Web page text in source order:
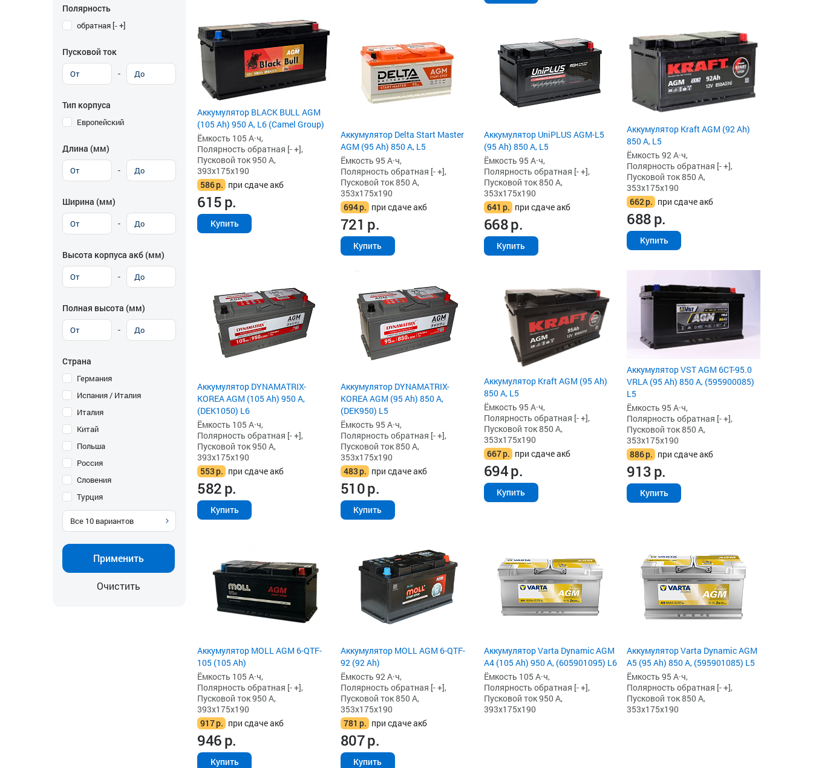
Полярность
обратная [- +]
Пусковой ток
-
Тип корпуса
Европейский
Длина (мм)
-
Ширина (мм)
-
Высота корпуса акб (мм)
-
Полная высота (мм)
-
Страна
Германия
Испания / Италия
Италия
Китай
Польша
Россия
Словения
Турция
Все 10 вариантов
Применить
Очистить
Аккумулятор BLACK BULL AGM
(105 Ah) 950 А, L6 (Camel Group)
Ёмкость 105 А·ч,
Полярность обратная [- +],
Пусковой ток 950 А,
393x175x190
586р. при сдаче акб
615р.
Купить
Аккумулятор Delta Start Master
AGM (95 Ah) 850 А, L5
Ёмкость 95 А·ч,
Полярность обратная [- +],
Пусковой ток 850 А,
353x175x190
694р. при сдаче акб
721 р.
Купить
Аккумулятор UniPLUS AGM-L5
(95 Ah) 850 А, L5
Ёмкость 95 А·ч,
Полярность обратная [- +],
Пусковой ток 850 А,
353x175x190
641 р. при сдаче акб
668р.
Купить
Аккумулятор Kraft AGM (92 Ah)
850 А, L5
Ёмкость 92 А·ч,
Полярность обратная [- +],
Пусковой ток 850 А,
353x175x190
662р. при сдаче акб
688р.
Купить
Аккумулятор DYNAMATRIX-
KOREA AGM (105 Ah) 950 А,
(DEK1050) L6
Ёмкость 105 А·ч,
Полярность обратная [- +],
Пусковой ток 950 А,
393x175x190
553р. при сдаче акб
582р.
Купить
Аккумулятор DYNAMATRIX-
KOREA AGM (95 Ah) 850 А,
(DEK950) L5
Ёмкость 95 А·ч,
Полярность обратная [- +],
Пусковой ток 850 А,
353x175x190
483р. при сдаче акб
510р.
Купить
Аккумулятор Kraft AGM (95 Ah)
850 А, L5
Ёмкость 95 А·ч,
Полярность обратная [- +],
Пусковой ток 850 А,
353x175x190
667р. при сдаче акб
694р.
Купить
Аккумулятор VST AGM 6СТ-95.0
VRLA (95 Ah) 850 А, (595900085)
L5
Ёмкость 95 А·ч,
Полярность обратная [- +],
Пусковой ток 850 А,
353x175x190
886р. при сдаче акб
913р.
Купить
Аккумулятор MOLL AGM 6-QTF-
105 (105 Ah)
Ёмкость 105 А·ч,
Полярность обратная [- +],
Пусковой ток 950 А,
393x175x190
917р. при сдаче акб
946р.
Купить
Аккумулятор MOLL AGM 6-QTF-
92 (92 Ah)
Ёмкость 92 А·ч,
Полярность обратная [- +],
Пусковой ток 850 А,
353x175x190
781 р. при сдаче акб
807р.
Купить
Аккумулятор Varta Dynamic AGM
A4 (105 Ah) 950 А, (605901095) L6
Ёмкость 105 А·ч,
Полярность обратная [- +],
Пусковой ток 950 А,
393x175x190
Аккумулятор Varta Dynamic AGM
A5 (95 Ah) 850 А, (595901085) L5
Ёмкость 95 А·ч,
Полярность обратная [- +],
Пусковой ток 850 А,
353x175x190